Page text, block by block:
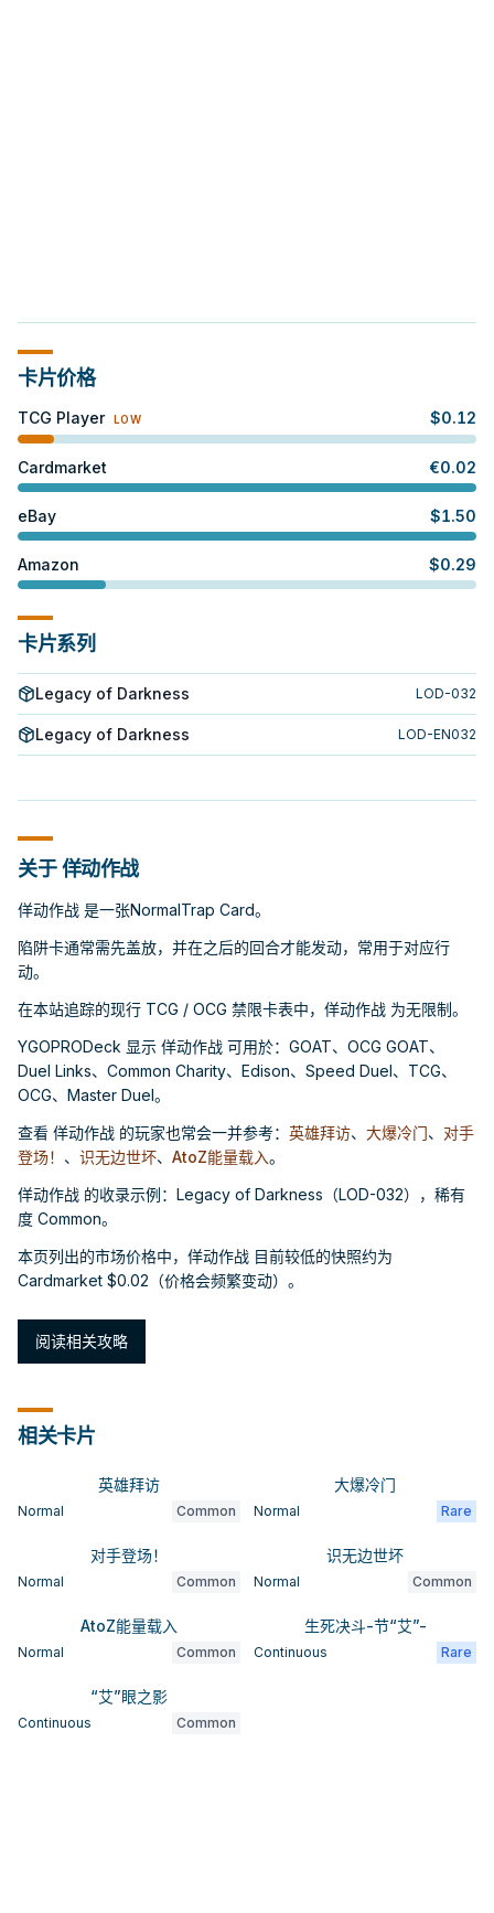
卡片价格
TCG Player LOW $0.12
Cardmarket €0.02
eBay $1.50
Amazon $0.29
卡片系列
Legacy of Darkness LOD-032
Legacy of Darkness LOD-EN032
关于 佯动作战
佯动作战 是一张NormalTrap Card。
陷阱卡通常需先盖放，并在之后的回合才能发动，常用于对应行
动。
在本站追踪的现行 TCG / OCG 禁限卡表中，佯动作战 为无限制。
YGOPRODeck 显示 佯动作战 可用於：GOAT、OCG GOAT、
Duel Links、Common Charity、Edison、Speed Duel、TCG、
OCG、Master Duel。
查看 佯动作战 的玩家也常会一并参考： 英雄拜访、 大爆冷门、 对手
登场！ 、 识无边世坏、 AtoZ能量载入。
佯动作战 的收录示例：Legacy of Darkness（LOD-032），稀有
度 Common。
本页列出的市场价格中，佯动作战 目前较低的快照约为
Cardmarket $0.02（价格会频繁变动）。
阅读相关攻略
相关卡片
英雄拜访
Normal Common
大爆冷门
Normal Rare
对手登场！
Normal Common
识无边世坏
Normal Common
AtoZ能量载入
Normal Common
生死决斗-节“艾”-
Continuous Rare
“艾”眼之影
Continuous Common